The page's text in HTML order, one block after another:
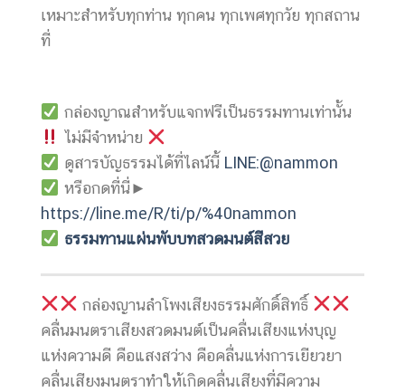
เหมาะสำหรับทุกท่าน ทุกคน ทุกเพศทุกวัย ทุกสถาน
ที่
กล่องญาณสำหรับแจกฟรีเป็นธรรมทานเท่านั้น
ไม่มีจำหน่าย
ดูสารบัญธรรมได้ที่ไลน์นี้ LINE:@nammon
หรือกดที่นี่►
https://line.me/R/ti/p/%40nammon
ธรรมทานแผ่นพับบทสวดมนต์สีสวย
กล่องญานลำโพงเสียงธรรมศักดิ์สิทธิ์
คลื่นมนตราเสียงสวดมนต์เป็นคลื่นเสียงแห่งบุญ
แห่งความดี คือแสงสว่าง คือคลื่นแห่งการเยียวยา
คลื่นเสียงมนตราทำให้เกิดคลื่นเสียงที่มีความ